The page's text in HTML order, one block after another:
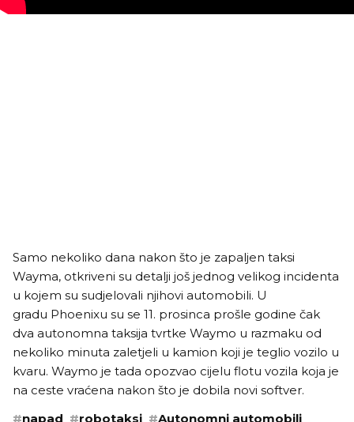
Samo nekoliko dana nakon što je zapaljen taksi
Wayma, otkriveni su detalji još jednog velikog incidenta
u kojem su sudjelovali njihovi automobili. U
gradu Phoenixu su se 11. prosinca prošle godine čak
dva autonomna taksija tvrtke Waymo u razmaku od
nekoliko minuta zaletjeli u kamion koji je teglio vozilo u
kvaru. Waymo je tada opozvao cijelu flotu vozila koja je
na ceste vraćena nakon što je dobila novi softver.
#napad #robotaksi #Autonomni automobili